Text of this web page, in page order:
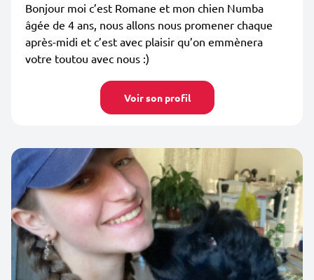
Bonjour moi c’est Romane et mon chien Numba
âgée de 4 ans, nous allons nous promener chaque
après-midi et c’est avec plaisir qu’on emmènera
votre toutou avec nous :)
Voir son profil